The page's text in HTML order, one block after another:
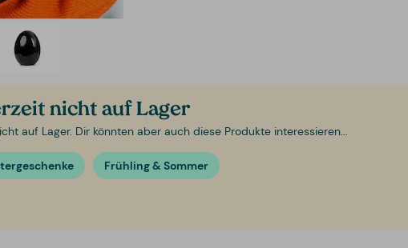
nicht auf Lager
auf Lager. Dir könnten aber auch diese Produkte interessieren...
Frühling & Sommer